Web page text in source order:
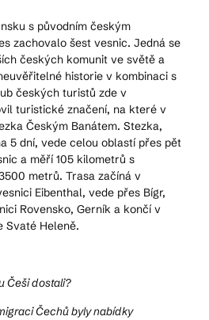
s původním českým
zachovalo šest vesnic. Jedná se
českých komunit ve světě a
historie v kombinaci s
českých turistů zde v
turistické značení, na které v
Českým Banátem. Stezka,
5 dní, vede celou oblastí přes pět
a měří 105 kilometrů s
metrů. Trasa začíná v
Eibenthal, vede přes Bígr,
Rovensko, Gerník a končí v
Svaté Heleně.
Češi dostali?
Čechů byly nabídky